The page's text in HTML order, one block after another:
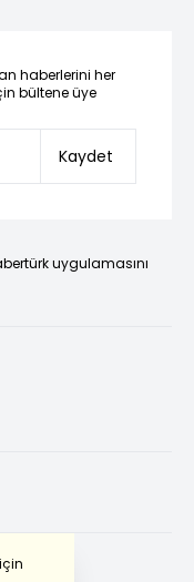
haberlerini her
bültene üye
Kaydet
uygulamasını